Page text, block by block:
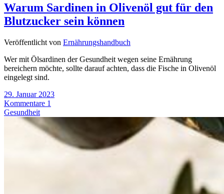
Warum Sardinen in Olivenöl gut für den
Blutzucker sein können
Veröffentlicht von Ernährungshandbuch
Wer mit Ölsardinen der Gesundheit wegen seine Ernährung
bereichern möchte, sollte darauf achten, dass die Fische in Olivenöl
eingelegt sind.
29. Januar 2023
Kommentare 1
Gesundheit